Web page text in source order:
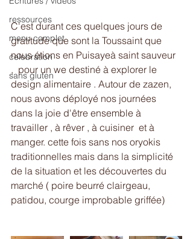
ressources
menu complet
celebration
sans gluten
C'est durant ces quelques jours de
gratitude que sont la Toussaint que
nous étions en Puisayeà saint sauveur
,  pour un we destiné à explorer le
design alimentaire . Autour de zazen,
nous avons déployé nos journées
dans la joie d'être ensemble à
travailler , à rêver , à cuisiner  et à
manger. cette fois sans nos oryokis
traditionnelles mais dans la simplicité
de la situation et les découvertes du
marché ( poire beurré clairgeau,
patidou, courge improbable griffée)